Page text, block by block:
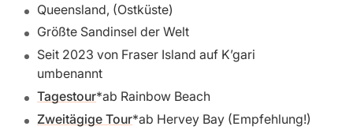
Queensland, (Ostküste)
Größte Sandinsel der Welt
Seit 2023 von Fraser Island auf K’gari
umbenannt
Tagestour ab Rainbow Beach
Zweitägige Tour ab Hervey Bay (Empfehlung!)